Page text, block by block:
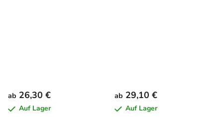
ab 26,30 €
Auf Lager
ab 29,10 €
Auf Lager